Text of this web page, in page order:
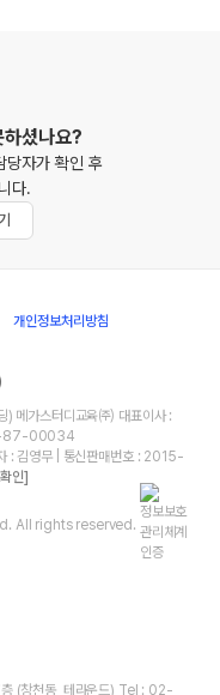
셨나요?
당자가 확인 후
다.
개인정보처리방침
메가스터디교육㈜ 대표이사 :
87-00034
: 김영무 | 통신판매번호 : 2015-
인]
All rights reserved.
(창천동, 테라운드) Tel : 02-